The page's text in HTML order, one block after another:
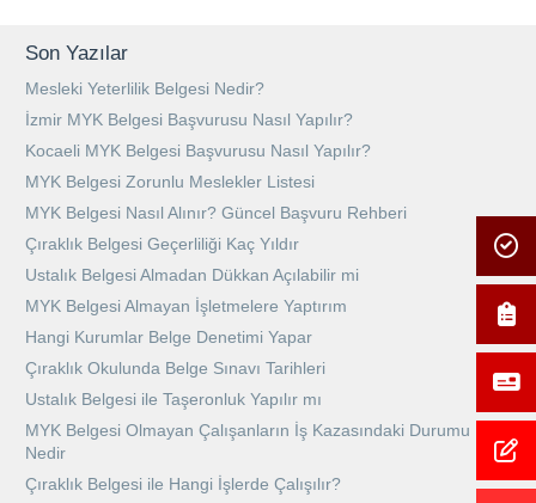
Son Yazılar
Mesleki Yeterlilik Belgesi Nedir?
İzmir MYK Belgesi Başvurusu Nasıl Yapılır?
Kocaeli MYK Belgesi Başvurusu Nasıl Yapılır?
MYK Belgesi Zorunlu Meslekler Listesi
MYK Belgesi Nasıl Alınır? Güncel Başvuru Rehberi
Çıraklık Belgesi Geçerliliği Kaç Yıldır
Ustalık Belgesi Almadan Dükkan Açılabilir mi
MYK Belgesi Almayan İşletmelere Yaptırım
Hangi Kurumlar Belge Denetimi Yapar
Çıraklık Okulunda Belge Sınavı Tarihleri
Ustalık Belgesi ile Taşeronluk Yapılır mı
MYK Belgesi Olmayan Çalışanların İş Kazasındaki Durumu
Nedir
Çıraklık Belgesi ile Hangi İşlerde Çalışılır?